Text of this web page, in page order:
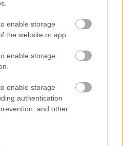
enable storage
the website or app.
enable storage
enable storage
authentication
and other